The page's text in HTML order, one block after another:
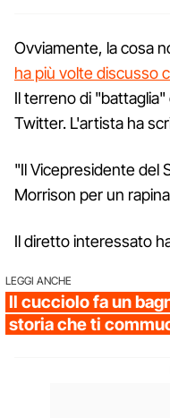
Ovviamente, la cosa
ha più volte discusso
Il terreno di
Twitter. L'artista ha
"Il Vicepresidente del
Morrison per un
Il diretto interessato
LEGGI ANCHE
Il cucciolo fa un
storia che ti